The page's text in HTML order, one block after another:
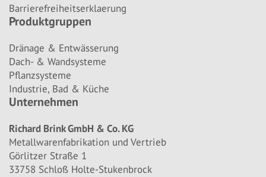
Barrierefreiheitserklaerung
Produktgruppen
Dränage & Entwässerung
Dach- & Wandsysteme
Pflanzsysteme
Industrie, Bad & Küche
Unternehmen
Richard Brink GmbH & Co. KG
Metallwarenfabrikation und Vertrieb
Görlitzer Straße 1
33758 Schloß Holte-Stukenbrock